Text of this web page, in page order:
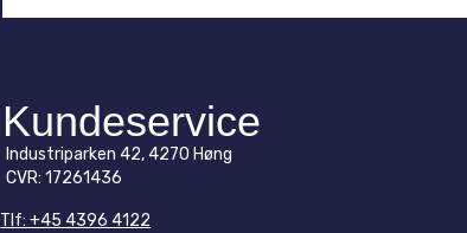
Kundeservice
Industriparken 42, 4270 Høng
CVR: 17261436
Tlf: +45 4396 4122